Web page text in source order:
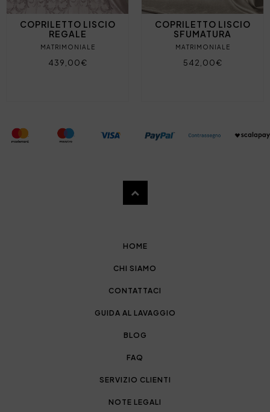
COPRILETTO LISCIO
REGALE
MATRIMONIALE
439,00€
COPRILETTO LISCIO
SFUMATURA
MATRIMONIALE
542,00€
HOME
CHI SIAMO
CONTATTACI
GUIDA AL LAVAGGIO
BLOG
FAQ
SERVIZIO CLIENTI
NOTE LEGALI